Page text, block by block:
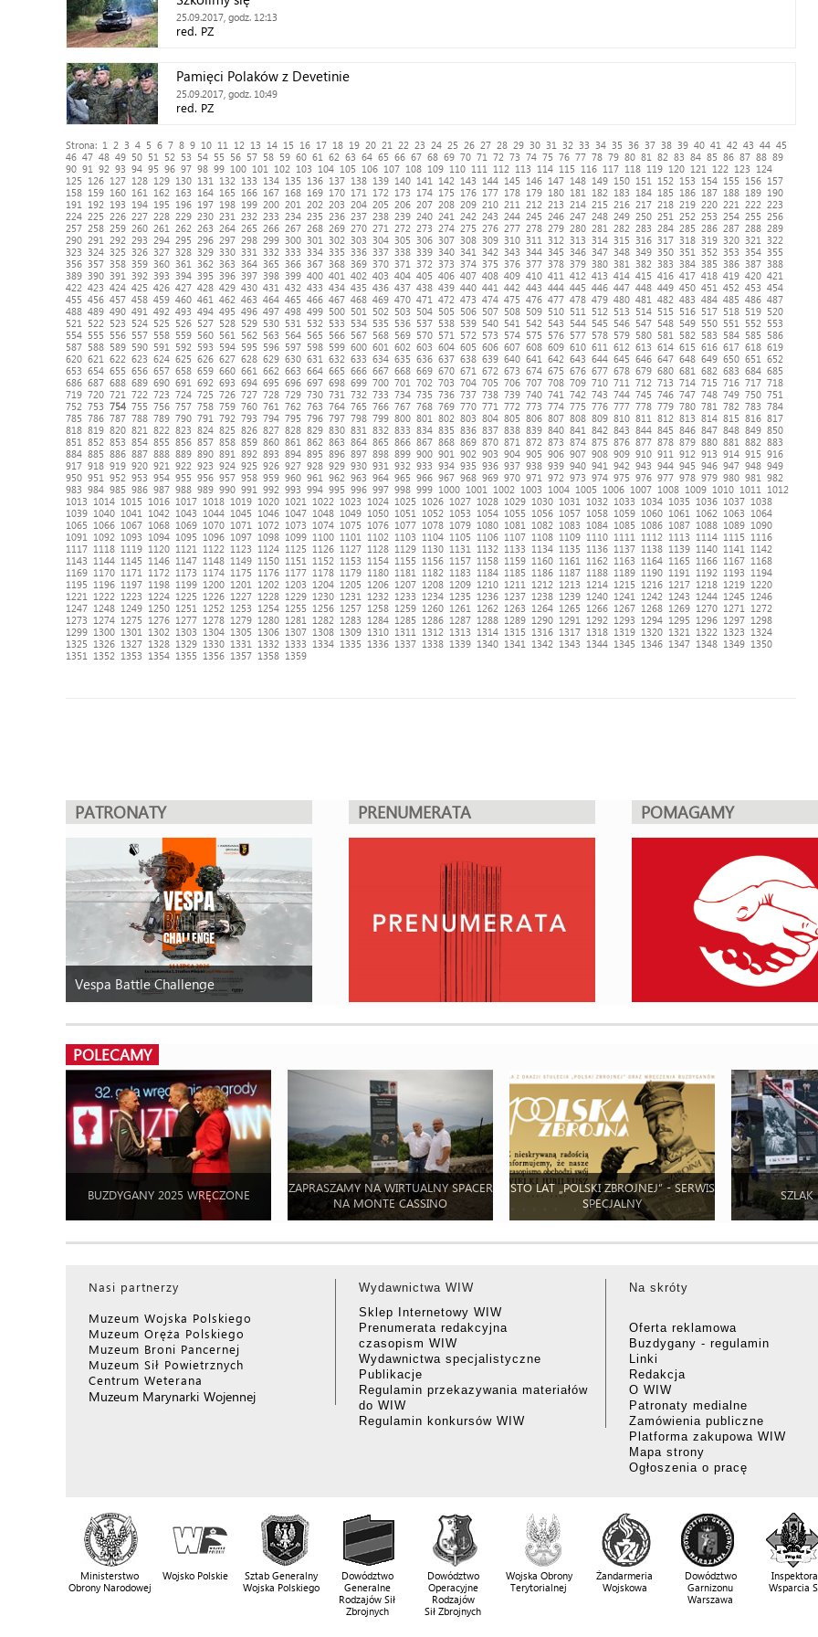
25.09.2017, godz. 12:13
red. PZ
Pamięci Polaków z Devetinie
25.09.2017, godz. 10:49
red. PZ
Strona: 1 2 3 4 5 6 7 8 9 10 11 12 13 14 15 16 17 18 19 20 21 22 23 24 25 26 27 28 29 30 31 32 33 34 35 36 37 38 39 40 41 42 43 44 45
46 47 48 49 50 51 52 53 54 55 56 57 58 59 60 61 62 63 64 65 66 67 68 69 70 71 72 73 74 75 76 77 78 79 80 81 82 83 84 85 86 87 88 89
90 91 92 93 94 95 96 97 98 99 100 101 102 103 104 105 106 107 108 109 110 111 112 113 114 115 116 117 118 119 120 121 122 123
124
125
126 127 128 129 130 131 132 133 134 135 136 137 138 139 140 141 142 143 144 145 146 147 148 149 150 151 152 153 154 155 156 157
158 159 160 161 162 163 164 165 166 167 168 169 170 171 172 173 174 175 176 177 178 179 180 181 182 183 184 185 186 187 188 189 190
191
192 193 194 195 196 197 198 199 200 201 202 203 204 205 206 207 208 209 210 211 212 213 214 215 216 217 218 219 220 221 222
223
224 225 226 227 228 229 230 231 232 233 234 235 236 237 238 239 240 241 242 243 244 245 246 247 248 249 250 251 252 253 254 255
256
257 258 259 260 261 262 263 264 265 266 267 268 269 270 271 272 273 274 275 276 277 278 279 280 281 282 283 284 285 286 287 288 289
290 291 292 293 294 295 296 297 298 299 300 301 302 303 304 305 306 307 308 309 310 311 312 313 314 315 316 317 318 319 320 321
322
323
324 325 326 327 328 329 330 331 332 333 334 335 336 337 338 339 340 341 342 343 344 345 346 347 348 349 350 351 352 353 354 355
356 357 358 359 360 361 362 363 364 365 366 367 368 369 370 371 372 373 374 375 376 377 378 379 380 381 382 383 384 385 386 387 388
389 390 391 392 393 394 395 396 397 398 399 400 401 402 403 404 405 406 407 408 409 410 411 412 413 414 415 416 417 418 419 420 421
422 423 424 425 426 427 428 429 430 431 432 433 434 435 436 437 438 439 440 441 442 443 444 445 446 447 448 449 450 451 452 453 454
455 456 457 458 459 460 461 462 463 464 465 466 467 468 469 470 471 472 473 474 475 476 477 478 479 480 481 482 483 484 485 486 487
488 489 490 491 492 493 494 495 496 497 498 499 500 501 502 503 504 505 506 507 508 509 510 511 512 513 514 515 516 517 518 519 520
521
522 523 524 525 526 527 528 529 530 531 532 533 534 535 536 537 538 539 540 541 542 543 544 545 546 547 548 549 550 551 552
553
554 555 556 557 558 559 560 561 562 563 564 565 566 567 568 569 570 571 572 573 574 575 576 577 578 579 580 581 582 583 584 585
586
587 588 589 590 591 592 593 594 595 596 597 598 599 600 601 602 603 604 605 606 607 608 609 610 611 612 613 614 615 616 617 618 619
620 621 622 623 624 625 626 627 628 629 630 631 632 633 634 635 636 637 638 639 640 641 642 643 644 645 646 647 648 649 650 651
652
653 654 655 656 657 658 659 660 661 662 663 664 665 666 667 668 669 670 671 672 673 674 675 676 677 678 679 680 681 682 683 684 685
686 687 688 689 690 691 692 693 694 695 696 697 698 699 700 701 702 703 704 705 706 707 708 709 710 711 712 713 714 715 716 717 718
719 720 721 722 723 724 725 726 727 728 729 730 731 732 733 734 735 736 737 738 739 740 741 742 743 744 745 746 747 748 749 750 751
752 753 754 755 756 757 758 759 760 761 762 763 764 765 766 767 768 769 770 771 772 773 774 775 776 777 778 779 780 781 782 783 784
785 786 787 788 789 790 791 792 793 794 795 796 797 798 799 800 801 802 803 804 805 806 807 808 809 810 811 812 813 814 815 816 817
818 819 820 821 822 823 824 825 826 827 828 829 830 831 832 833 834 835 836 837 838 839 840 841 842 843 844 845 846 847 848 849 850
851
852 853 854 855 856 857 858 859 860 861 862 863 864 865 866 867 868 869 870 871 872 873 874 875 876 877 878 879 880 881 882 883
884 885 886 887 888 889 890 891 892 893 894 895 896 897 898 899 900 901 902 903 904 905 906 907 908 909 910 911 912 913 914 915 916
917 918 919 920 921 922 923 924 925 926 927 928 929 930 931 932 933 934 935 936 937 938 939 940 941 942 943 944 945 946 947 948 949
950 951 952 953 954 955 956 957 958 959 960 961 962 963 964 965 966 967 968 969 970 971 972 973 974 975 976 977 978 979 980 981
982
983 984 985 986 987 988 989 990 991 992 993 994 995 996 997 998 999 1000 1001 1002 1003 1004 1005 1006 1007 1008 1009 1010 1011
1012
1013
1014 1015 1016 1017 1018 1019 1020 1021 1022 1023 1024 1025 1026 1027 1028 1029 1030 1031 1032 1033 1034 1035 1036 1037 1038
1039 1040 1041 1042 1043 1044 1045 1046 1047 1048 1049 1050 1051 1052 1053 1054 1055 1056 1057 1058 1059 1060 1061 1062 1063
1064
1065
1066 1067 1068 1069 1070 1071 1072 1073 1074 1075 1076 1077 1078 1079 1080 1081 1082 1083 1084 1085 1086 1087 1088 1089 1090
1091
1092 1093 1094 1095 1096 1097 1098 1099 1100 1101 1102 1103 1104 1105 1106 1107 1108 1109 1110 1111 1112 1113 1114 1115
1116
1117 1118 1119 1120 1121 1122 1123 1124 1125 1126 1127 1128 1129 1130 1131 1132 1133 1134 1135 1136 1137 1138 1139 1140 1141
1142
1143
1144 1145 1146 1147 1148 1149 1150 1151 1152 1153 1154 1155 1156 1157 1158 1159 1160 1161 1162 1163 1164 1165 1166 1167 1168
1169 1170 1171 1172 1173 1174 1175 1176 1177 1178 1179 1180 1181 1182 1183 1184 1185 1186 1187 1188 1189 1190 1191 1192 1193
1194
1195
1196 1197 1198 1199 1200 1201 1202 1203 1204 1205 1206 1207 1208 1209 1210 1211 1212 1213 1214 1215 1216 1217 1218 1219 1220
1221
1222 1223 1224 1225 1226 1227 1228 1229 1230 1231 1232 1233 1234 1235 1236 1237 1238 1239 1240 1241 1242 1243 1244 1245
1246
1247 1248 1249 1250 1251 1252 1253 1254 1255 1256 1257 1258 1259 1260 1261 1262 1263 1264 1265 1266 1267 1268 1269 1270 1271
1272
1273
1274 1275 1276 1277 1278 1279 1280 1281 1282 1283 1284 1285 1286 1287 1288 1289 1290 1291 1292 1293 1294 1295 1296 1297 1298
1299 1300 1301 1302 1303 1304 1305 1306 1307 1308 1309 1310 1311 1312 1313 1314 1315 1316 1317 1318 1319 1320 1321 1322 1323
1324
1325
1326 1327 1328 1329 1330 1331 1332 1333 1334 1335 1336 1337 1338 1339 1340 1341 1342 1343 1344 1345 1346 1347 1348 1349 1350
1351
1352 1353 1354 1355 1356 1357 1358 1359
PATRONATY
Vespa Battle Challenge
PRENUMERATA POMAGAMY
POLECAMY
BUZDYGANY 2025 WRĘCZONE
ZAPRASZAMY NA WIRTUALNY SPACER
NA MONTE CASSINO
STO LAT „POLSKI ZBROJNEJ” - SERWIS
SPECJALNY
SZLAK
Nasi partnerzy
Muzeum Wojska Polskiego
Muzeum Oręża Polskiego
Muzeum Broni Pancernej
Muzeum Sił Powietrznych
Centrum Weterana
Muzeum Marynarki Wojennej
Wydawnictwa WIW
Sklep Internetowy WIW
Prenumerata redakcyjna
czasopism WIW
Wydawnictwa specjalistyczne
Publikacje
Regulamin przekazywania materiałów
do WIW
Regulamin konkursów WIW
Na skróty
Oferta reklamowa
Buzdygany - regulamin
Linki
Redakcja
O WIW
Patronaty medialne
Zamówienia publiczne
Platforma zakupowa WIW
Mapa strony
Ogłoszenia o pracę
Ministerstwo
Obrony Narodowej
Wojsko Polskie
Sztab Generalny
Wojska Polskiego
Dowództwo
Generalne
Rodzajów Sił
Zbrojnych
Dowództwo
Operacyjne
Rodzajów
Sił Zbrojnych
Wojska Obrony
Terytorialnej
Żandarmeria
Wojskowa
Dowództwo
Garnizonu
Warszawa
Wsparcia